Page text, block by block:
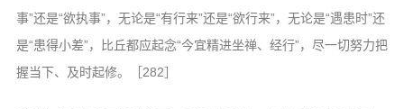
事”还是“欲执事”，无论是“有行来”还是“欲行来”，无论是“遇患时”还
是“患得小差”，比丘都应起念“今宜精进坐禅、经行”，尽一切努力把
握当下、及时起修。［282］